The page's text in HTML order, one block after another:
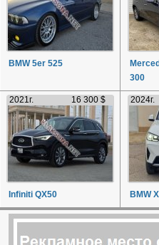
BMW 5er 525
300
2021г. 16 300 $
Infiniti QX50
2024г.
BMW